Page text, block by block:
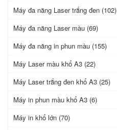
Máy đa năng Laser trắng đen (102)
Máy đa năng Laser màu (69)
Máy đa năng in phun màu (155)
Máy Laser màu khổ A3 (22)
Máy Laser trắng đen khổ A3 (25)
Máy in phun màu khổ A3 (6)
Máy in khổ lớn (70)